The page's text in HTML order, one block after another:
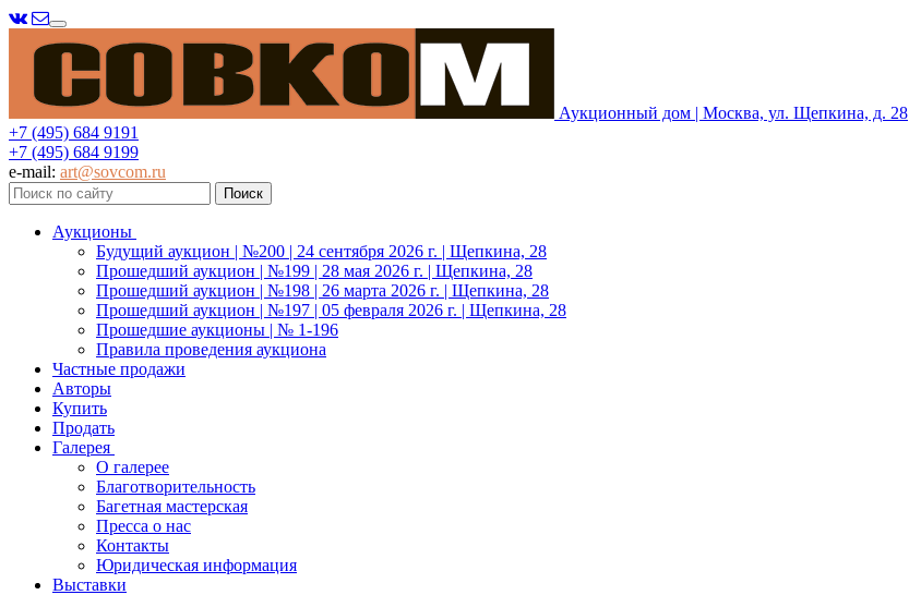
Меню
Аукционный дом | Москва, ул. Щепкина, д. 28
+7 (495) 684 9191
+7 (495) 684 9199
e-mail: art@sovcom.ru
Аукционы
Будущий аукцион | №200 | 24 сентября 2026 г. | Щепкина, 28
Прошедший аукцион | №199 | 28 мая 2026 г. | Щепкина, 28
Прошедший аукцион | №198 | 26 марта 2026 г. | Щепкина, 28
Прошедший аукцион | №197 | 05 февраля 2026 г. | Щепкина, 28
Прошедшие аукционы | № 1-196
Правила проведения аукциона
Частные продажи
Авторы
Купить
Продать
Галерея
О галерее
Благотворительность
Багетная мастерская
Пресса о нас
Контакты
Юридическая информация
Выставки